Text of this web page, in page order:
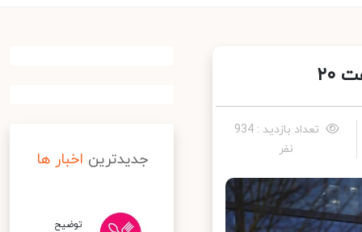
تعداد بازدید : 934
نفر
جدیدترین اخبار ها
توضیح